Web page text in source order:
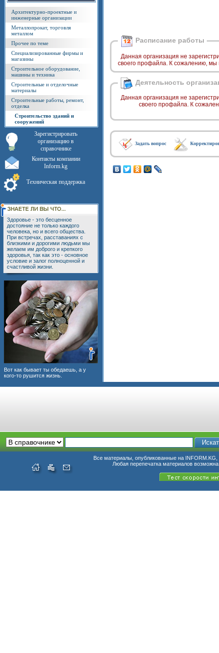
Архитектурно-проектные и
инженерные организации
Металлопрокат, торговля
металлом
Прочее по теме
Специализированные фирмы и
магазины
Строительное оборудование,
машины и техника
Строительные и отделочные
материалы
Строительные работы, ремонт,
отделка
Строительство зданий и
сооружений
Зарегистрировать
организацию в
справочнике
Контакты компании
Inform.kg
Техническая поддержка
Здоровье - это бесценное
достояние не только каждого
человека, но и всего общества.
При встречах, расставаниях с
близкими и дорогими людьми мы
желаем им доброго и крепкого
здоровья, так как это - основное
условие и залог полноценной и
счастливой жизни.
Вот как бывает ты обедаешь, а у
кого-то рушится жизнь.
Расписание работы
Данная организация не
своего профайла. К сожалению,
Деятельность
Данная организация не
своего профайла. К
Задать вопрос
Все материалы, опубликованные на INFORM.KG,
Любая перепечатка материалов